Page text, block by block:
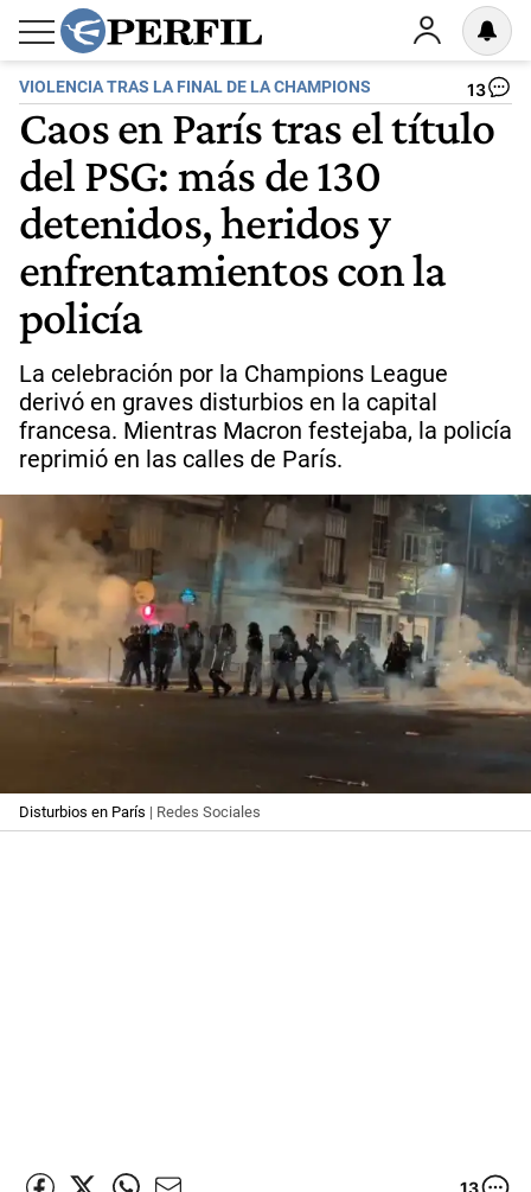
VIOLENCIA TRAS LA FINAL DE LA CHAMPIONS 13
Caos en París tras el título
del PSG: más de 130
detenidos, heridos y
enfrentamientos con la
policía
La celebración por la Champions League
derivó en graves disturbios en la capital
francesa. Mientras Macron festejaba, la policía
reprimió en las calles de París.
Disturbios en París | Redes Sociales